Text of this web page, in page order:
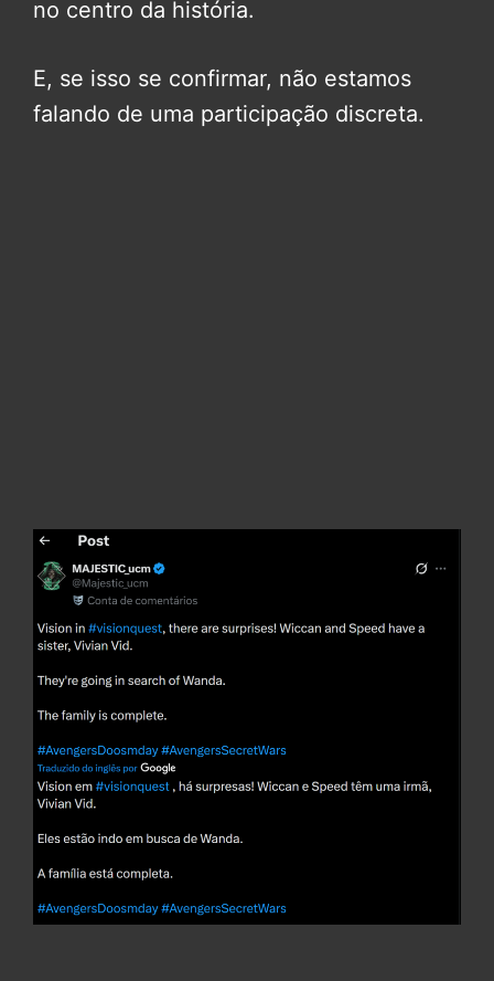
no centro da história.
E, se isso se confirmar, não estamos
falando de uma participação discreta.